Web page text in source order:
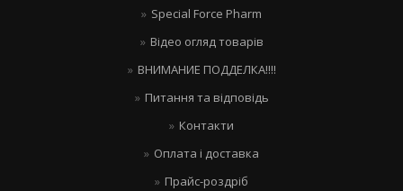
Special Force Pharm
Відео огляд товарів
ВНИМАНИЕ ПОДДЕЛКА!!!!
Питання та відповідь
Контакти
Оплата і доставка
Прайс-роздріб